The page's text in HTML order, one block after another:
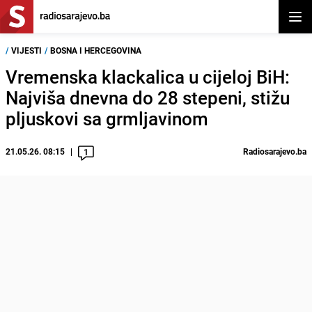
/ VIJESTI / BOSNA I HERCEGOVINA
Vremenska klackalica u cijeloj BiH:
Najviša dnevna do 28 stepeni, stižu
pljuskovi sa grmljavinom
21.05.26. 08:15 1 Radiosarajevo.ba